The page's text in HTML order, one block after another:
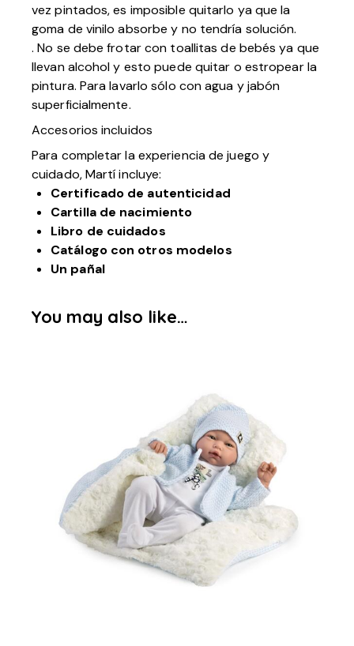
vez pintados, es imposible quitarlo ya que la
goma de vinilo absorbe y no tendría solución.
. No se debe frotar con toallitas de bebés ya que
llevan alcohol y esto puede quitar o estropear la
pintura. Para lavarlo sólo con agua y jabón
superficialmente.
Accesorios incluidos
Para completar la experiencia de juego y
cuidado, Martí incluye:
Certificado de autenticidad
Cartilla de nacimiento
Libro de cuidados
Catálogo con otros modelos
Un pañal
You may also like…